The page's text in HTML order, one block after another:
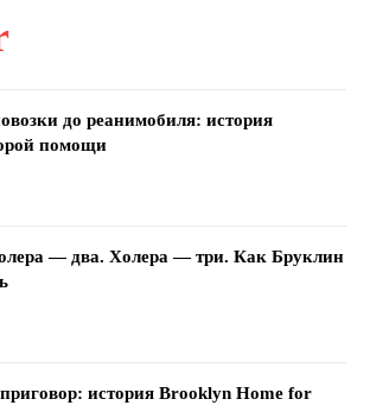
до реанимобиля: история
помощи
— два. Холера — три. Как Бруклин
история Brooklyn Home for